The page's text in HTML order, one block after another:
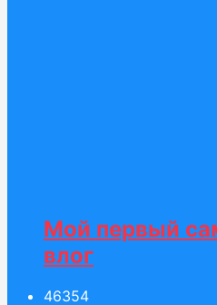
Мой первый
влог
46354